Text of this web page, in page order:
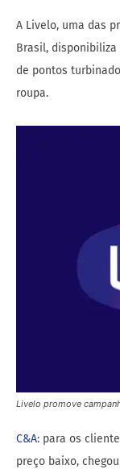
A Livelo, uma das
Brasil,
de pontos
roupa.
Livelo promove
C&A: para os
preço baixo,